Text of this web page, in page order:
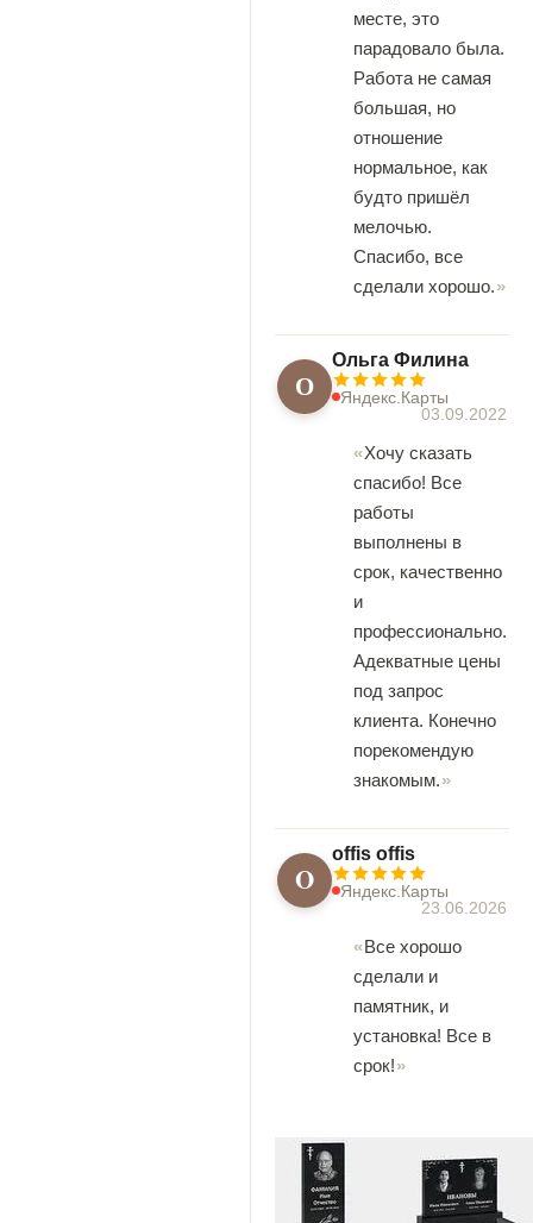
месте, это
парадовало была.
Работа не самая
большая, но
отношение
нормальное, как
будто пришёл
мелочью.
Спасибо, все
сделали хорошо.
О
Ольга Филина
Яндекс.Карты
03.09.2022
Хочу сказать
спасибо! Все
работы
выполнены в
срок, качественно
и
профессионально.
Адекватные цены
под запрос
клиента. Конечно
порекомендую
знакомым.
O
offis offis
Яндекс.Карты
23.06.2026
Все хорошо
сделали и
памятник, и
установка! Все в
срок!